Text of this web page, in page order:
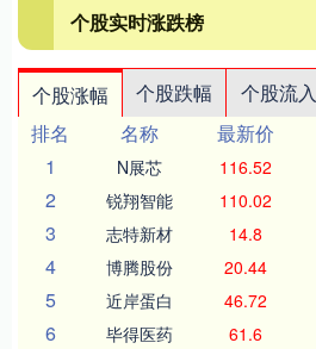
个股实时涨跌榜
个股涨幅 个股跌幅 个股流入
排名
名称 最新价
1
N展芯 116.52
2 锐翔智能 110.02
3 志特新材 14.8
4 博腾股份 20.44
5 近岸蛋白 46.72
6 毕得医药 61.6